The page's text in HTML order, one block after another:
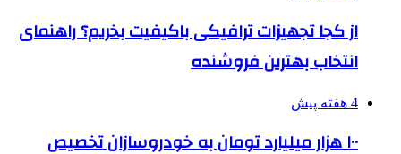
از کجا تجهیزات ترافیکی باکیفیت بخریم؟ راهنمای
انتخاب بهترین فروشنده
4 هفته پیش
۱۰۰ هزار میلیارد تومان به خودروسازان تخصیص